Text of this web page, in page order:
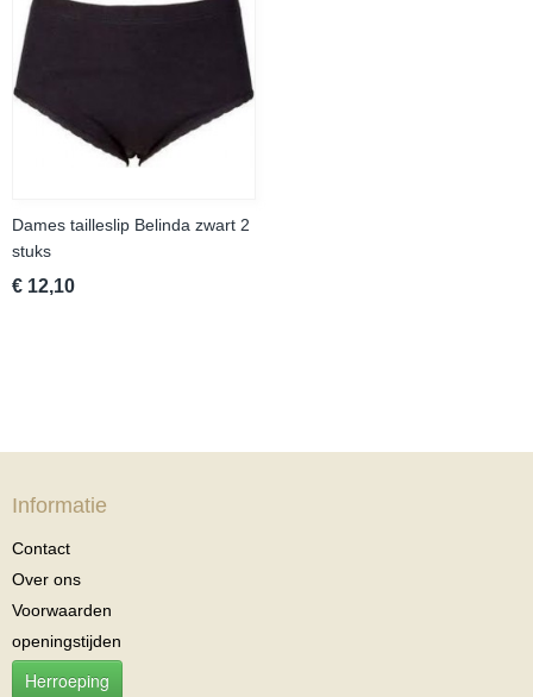
Dames tailleslip Belinda zwart 2
stuks
€ 12,10
Informatie
Contact
Over ons
Voorwaarden
openingstijden
Herroeping